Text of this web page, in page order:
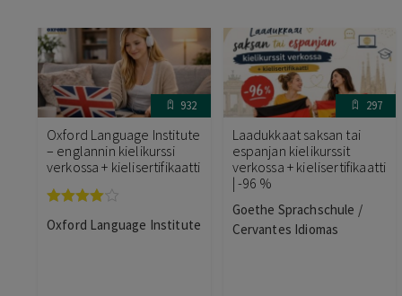
932
Oxford Language Institute
– englannin kielikurssi
verkossa + kielisertifikaatti
tuotteesta:
Oxford Language Institute
297
Laadukkaat saksan tai
espanjan kielikurssit
verkossa + kielisertifikaatti
| -96 %
Goethe Sprachschule /
Cervantes Idiomas